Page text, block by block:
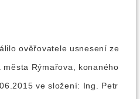
ověřovatele usnesení ze
Rýmařova, konaného
ve složení: Ing. Petr